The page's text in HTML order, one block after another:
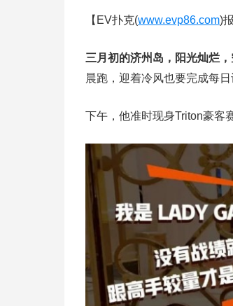
【EV扑克(www.evp86.com)
三月初的济州岛，阳光灿烂
晨跑，迎着冷风也要完成每日
下午，他准时现身Triton豪客